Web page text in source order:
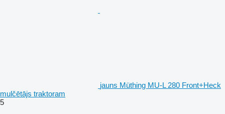
jauns Müthing MU-L 280 Front+Heck
mulčētājs traktoram
5